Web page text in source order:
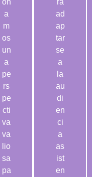
a
m
os
un
a
pe
rs
pe
cti
va
va
lio
sa
pa
ad
ap
tar
se
a
la
au
di
en
ci
a
as
ist
en